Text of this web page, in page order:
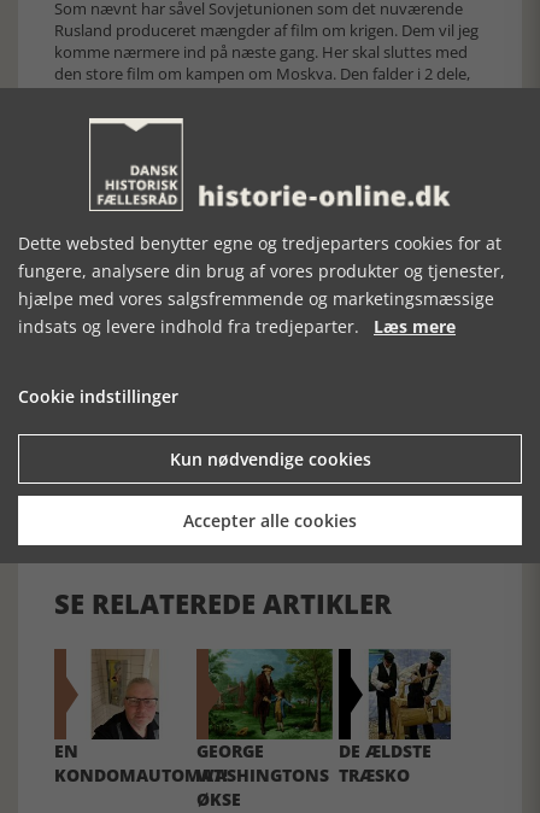
Som nævnt har såvel Sovjetunionen som det nuværende
Rusland produceret mængder af film om krigen. Dem vil jeg
komme nærmere ind på næste gang. Her skal sluttes med
den store film om kampen om Moskva. Den falder i 2 dele,
men det er kun 2. del, der omhandler det egentlige slag. Den
er en del af de film, der udsendes med engelske
undertekster.
https://www.youtube.com/watch?v=wBYy8n-DK8M
God fornøjelse!
Erik Ingemann Sørensen
Se første del af artiklen om Den Store Fædrelandskrig her
[Historie-online.dk, den 9. februar 2022]
SE RELATEREDE ARTIKLER
EN
KONDOMAUTOMAT!
GEORGE
WASHINGTONS
ØKSE
DE ÆLDSTE
TRÆSKO
Dette websted benytter egne og tredjeparters cookies for at
fungere, analysere din brug af vores produkter og tjenester,
hjælpe med vores salgsfremmende og marketingsmæssige
indsats og levere indhold fra tredjeparter. Læs mere
Cookie indstillinger
Kun nødvendige cookies
Accepter alle cookies